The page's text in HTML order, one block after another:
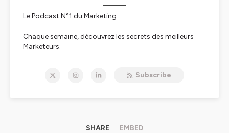
Le Podcast N°1 du Marketing.
Chaque semaine, découvrez les secrets des meilleurs
Marketeurs.
visibilité, son autorité et ses ventes.
Marketing,Vente,Entrepreneuriat
Subscribe
SHARE EMBED